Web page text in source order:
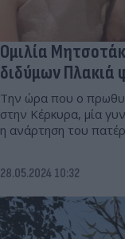
Ομιλία
διδύμων Πλακιά
Την ώρα που ο
στην Κέρκυρα, μία
η ανάρτηση του
28.05.2024 10:32